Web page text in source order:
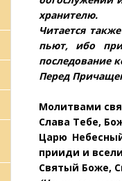
хранителю.
Читается
пьют, ибо
последование
Перед
Молитвами
Слава Тебе,
Царю
прииди и
Святый Боже,